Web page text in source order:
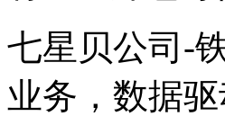
七星贝公司-
业务，数据